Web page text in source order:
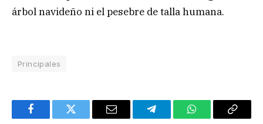
árbol navideño ni el pesebre de talla humana.
Principales
FacebookTwitter Email TelegramWhatsAppCopy